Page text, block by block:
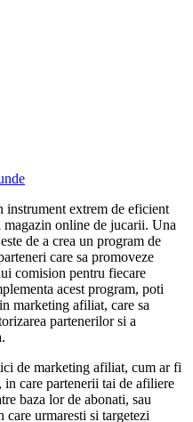
extrem de eficient
online de jucarii. Una
de a crea un program de
care sa promoveze
comision pentru fiecare
acest program, poti
marketing afiliat, care sa
partenerilor si a
de marketing afiliat, cum ar fi
care partenerii tai de afiliere
baza lor de abonati, sau
urmaresti si targetezi